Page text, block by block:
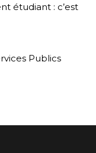
étudiant : c’est
Publics